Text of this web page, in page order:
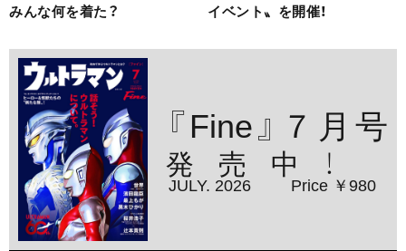
みんな何を着た？
イベント〟を開催！
『Fine』７月号
発売中！
JULY. 2026 Price ￥980